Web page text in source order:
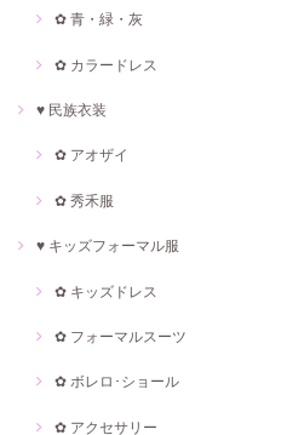
✿ 青・緑・灰
✿ カラードレス
♥ 民族衣装
✿ アオザイ
✿ 秀禾服
♥ キッズフォーマル服
✿ キッズドレス
✿ フォーマルスーツ
✿ ボレロ･ショール
✿ アクセサリー